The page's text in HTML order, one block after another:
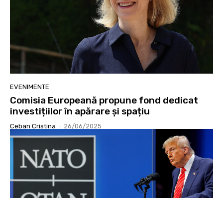
EVENIMENTE
Comisia Europeană propune fond dedicat
investițiilor în apărare și spațiu
Ceban Cristina - 26/06/2025